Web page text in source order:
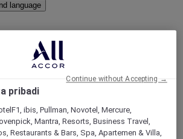
language
pribadi
ibis, Pullman, Novotel, Mercure,
Mantra, Resorts, Business Travel,
Restaurants & Bars, Spa, Apartemen & Villa,
Continue without Accepting →